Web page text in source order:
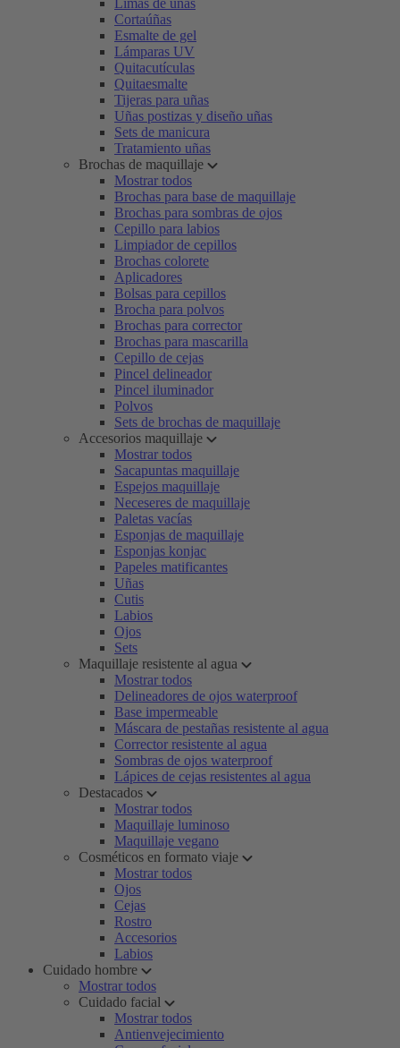
Limas de uñas
Cortaúñas
Esmalte de gel
Lámparas UV
Quitacutículas
Quitaesmalte
Tijeras para uñas
Uñas postizas y diseño uñas
Sets de manicura
Tratamiento uñas
Brochas de maquillaje
Mostrar todos
Brochas para base de maquillaje
Brochas para sombras de ojos
Cepillo para labios
Limpiador de cepillos
Brochas colorete
Aplicadores
Bolsas para cepillos
Brocha para polvos
Brochas para corrector
Brochas para mascarilla
Cepillo de cejas
Pincel delineador
Pincel iluminador
Polvos
Sets de brochas de maquillaje
Accesorios maquillaje
Mostrar todos
Sacapuntas maquillaje
Espejos maquillaje
Neceseres de maquillaje
Paletas vacías
Esponjas de maquillaje
Esponjas konjac
Papeles matificantes
Uñas
Cutis
Labios
Ojos
Sets
Maquillaje resistente al agua
Mostrar todos
Delineadores de ojos waterproof
Base impermeable
Máscara de pestañas resistente al agua
Corrector resistente al agua
Sombras de ojos waterproof
Lápices de cejas resistentes al agua
Destacados
Mostrar todos
Maquillaje luminoso
Maquillaje vegano
Cosméticos en formato viaje
Mostrar todos
Ojos
Cejas
Rostro
Accesorios
Labios
Cuidado hombre
Mostrar todos
Cuidado facial
Mostrar todos
Antienvejecimiento